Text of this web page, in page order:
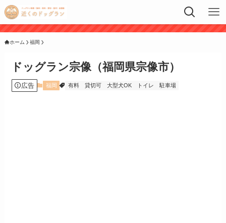
ホーム 福岡
ドッグラン宗像（福岡県宗像市）
広告 福岡 有料 貸切可 大型犬OK トイレ 駐車場